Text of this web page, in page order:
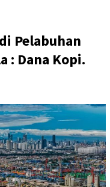
Pelabuhan
: Dana Kopi.